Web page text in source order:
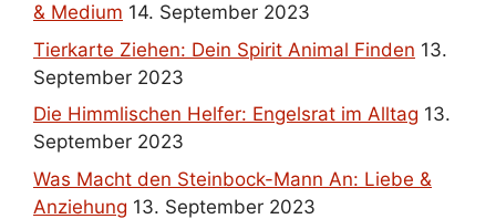
& Medium 14. September 2023
Tierkarte Ziehen: Dein Spirit Animal Finden 13.
September 2023
Die Himmlischen Helfer: Engelsrat im Alltag 13.
September 2023
Was Macht den Steinbock-Mann An: Liebe &
Anziehung 13. September 2023